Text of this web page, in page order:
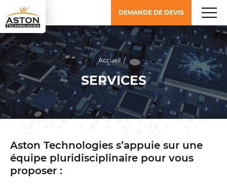
DEMANDE DE DEVIS
Accueil /
SERVICES
Aston Technologies s’appuie sur une
équipe pluridisciplinaire pour vous
proposer :